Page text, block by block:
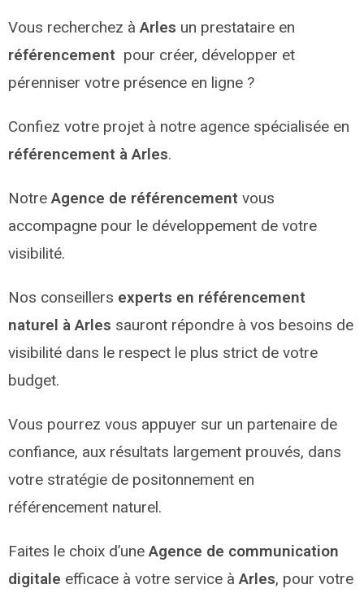
Vous recherchez àArles un prestataire en
référencement pour créer, développer et
pérenniser votre présence en ligne ?
Confiez votre projet à notre agence spécialisée en
référencement à Arles.
NotreAgence de référencement vous
accompagne pour le développement de votre
visibilité.
Nos conseillers experts en référencement
naturel à Arles sauront répondre à vos besoins de
visibilité dans le respect le plus strict de votre
budget.
Vous pourrez vous appuyer sur un partenaire de
confiance, aux résultats largement prouvés, dans
votre stratégie de positonnement en
référencement naturel.
Faites le choix d’uneAgence de communication
digitale efficace à votre service àArles, pour votre